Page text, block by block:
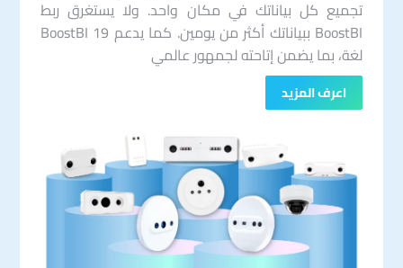
تجميع كل بياناتك في مكان واحد. ولا يستغرق ربط
BoostBI ببياناتك أكثر من يومين. كما يدعم BoostBI 19
لغة، بما يضمن إتاحته لجمهور عالمي
اعرف المزيد